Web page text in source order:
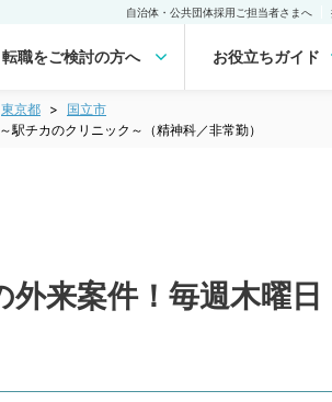
自治体・公共団体採用ご担当者さまへ
転職をご検討の方へ お役立ちガイド
東京都
国立市
駅チカのクリニック～（精神科／非常勤）
外来案件！毎週木曜